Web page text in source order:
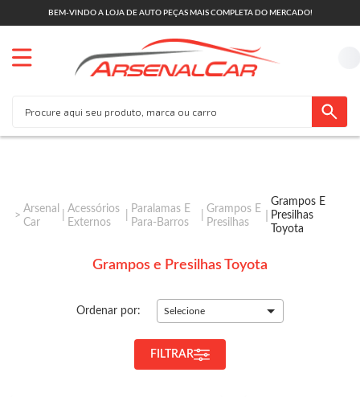
BEM-VINDO A LOJA DE AUTO PEÇAS MAIS COMPLETA DO MERCADO!
Arsenal
Car
Acessórios
Externos
Paralamas E
Para-Barros
Grampos E
Presilhas
Grampos E
Presilhas
Toyota
Grampos e Presilhas Toyota
Ordenar por: Selecione
FILTRAR